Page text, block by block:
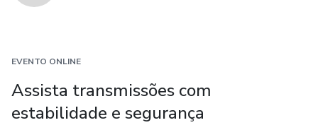
+ dois bônus INCRÍVEIS
Curso Online Decifre e Influencie Pessoas
EVENTO ONLINE
Assista transmissões com
estabilidade e segurança